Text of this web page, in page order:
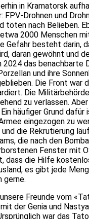
in Kramatorsk
FPV-Drohnen und
töten nach Belieben.
2000 Menschen
Gefahr besteht darin,
daran gewöhnt und
2024 das benachbarte
und ihre
Die Front war
Die
zu verlassen.
häufiger Grund
eingezogen zu
die Rekrutierung
die nach den
Fenster mit
dass die Hilfe
es gibt jede
gerne.
Freunde vom
der Genia und
war das